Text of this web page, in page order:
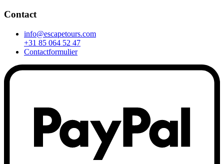
Contact
info@escapetours.com
+31 85 064 52 47
Contactformulier